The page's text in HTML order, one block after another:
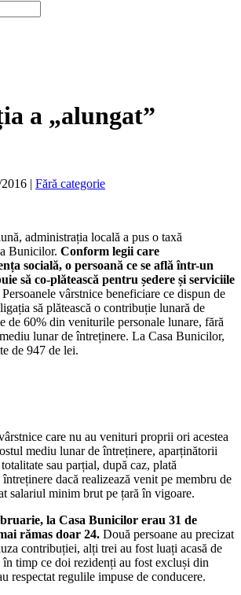
a „alungat”
| Fără categorie
administrația locală a pus o taxă
Bunicilor. Conform legii care
socială, o persoană ce se află într-un
să co-plătească pentru ședere și serviciile
Persoanele vârstnice beneficiare ce dispun de
să plătească o contribuție lunară de
de 60% din veniturile personale lunare, fără
lunar de întreținere. La Casa Bunicilor,
de 947 de lei.
care nu au venituri proprii ori acestea
mediu lunar de întreținere, aparținătorii
sau parțial, după caz, plată
dacă realizează venit pe membru de
salariul minim brut pe țară în vigoare.
la Casa Bunicilor erau 31 de
rămas doar 24. Două persoane au precizat
contribuției, alți trei au fost luați acasă de
timp ce doi rezidenți au fost excluși din
respectat regulile impuse de conducere.